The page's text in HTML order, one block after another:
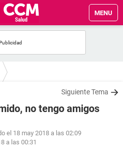
MENU
Siguiente Tema
no tengo amigos
el 18 may 2018 a las 02:09
a las 00:31